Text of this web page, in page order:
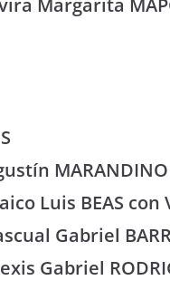
Luis BEAS
Gabriel
Gabriel